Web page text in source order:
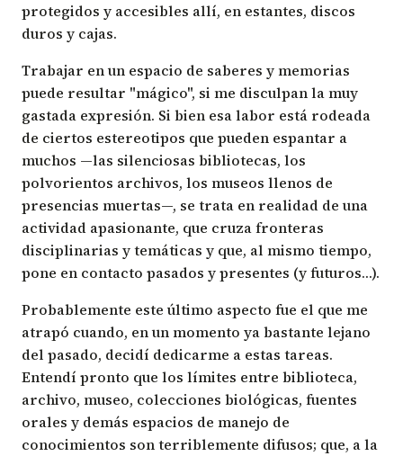
protegidos y accesibles allí, en estantes, discos
duros y cajas.
Trabajar en un espacio de saberes y memorias
puede resultar "mágico", si me disculpan la muy
gastada expresión. Si bien esa labor está rodeada
de ciertos estereotipos que pueden espantar a
muchos —las silenciosas bibliotecas, los
polvorientos archivos, los museos llenos de
presencias muertas—, se trata en realidad de una
actividad apasionante, que cruza fronteras
disciplinarias y temáticas y que, al mismo tiempo,
pone en contacto pasados y presentes (y futuros…).
Probablemente este último aspecto fue el que me
atrapó cuando, en un momento ya bastante lejano
del pasado, decidí dedicarme a estas tareas.
Entendí pronto que los límites entre biblioteca,
archivo, museo, colecciones biológicas, fuentes
orales y demás espacios de manejo de
conocimientos son terriblemente difusos; que, a la